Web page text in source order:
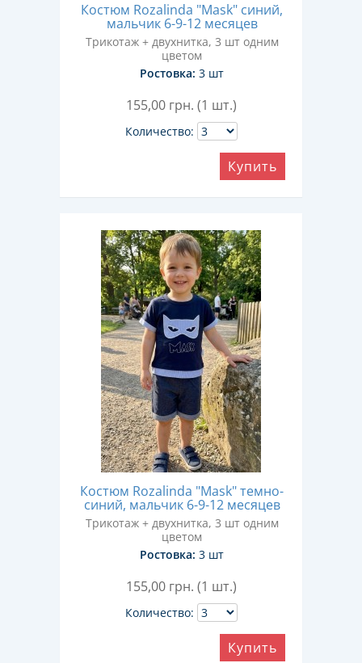
Костюм Rozalinda "Mask" синий,
мальчик 6-9-12 месяцев
Трикотаж + двухнитка, 3 шт одним
цветом
Ростовка: 3 шт
155,00 грн. (1 шт.)
Количество:
Купить
Костюм Rozalinda "Mask" темно-
синий, мальчик 6-9-12 месяцев
Трикотаж + двухнитка, 3 шт одним
цветом
Ростовка: 3 шт
155,00 грн. (1 шт.)
Количество:
Купить